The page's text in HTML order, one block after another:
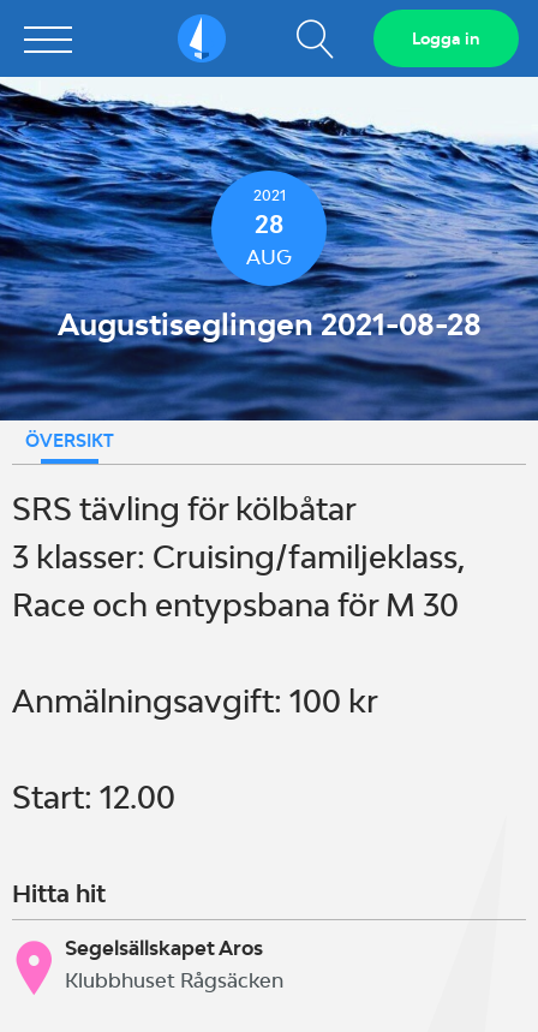
Sailarena Visa
sökfält
Logga in
2021
28
AUG
Augustiseglingen 2021-08-28
ÖVERSIKT
SRS tävling för kölbåtar
3 klasser: Cruising/familjeklass,
Race och entypsbana för M 30
Anmälningsavgift: 100 kr
Start: 12.00
Hitta hit
Segelsällskapet Aros
Klubbhuset Rågsäcken